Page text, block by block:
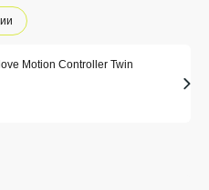
Motion Controller Twin